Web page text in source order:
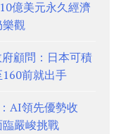
億美元永久經濟
觀
顧問：日本可積
前就出手
AI領先優勢收
嚴峻挑戰